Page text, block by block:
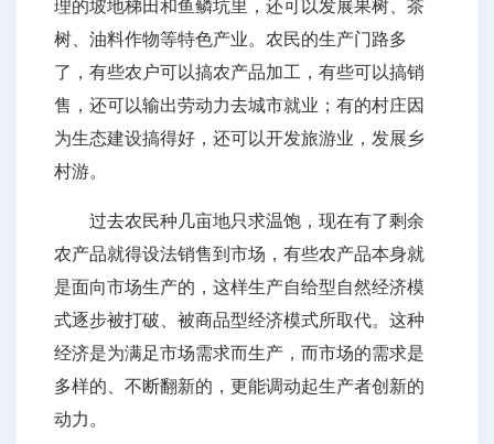
理的坡地梯田和鱼鳞坑里，还可以发展果树、茶
树、油料作物等特色产业。农民的生产门路多
了，有些农户可以搞农产品加工，有些可以搞销
售，还可以输出劳动力去城市就业；有的村庄因
为生态建设搞得好，还可以开发旅游业，发展乡
村游。
过去农民种几亩地只求温饱，现在有了剩余
农产品就得设法销售到市场，有些农产品本身就
是面向市场生产的，这样生产自给型自然经济模
式逐步被打破、被商品型经济模式所取代。这种
经济是为满足市场需求而生产，而市场的需求是
多样的、不断翻新的，更能调动起生产者创新的
动力。